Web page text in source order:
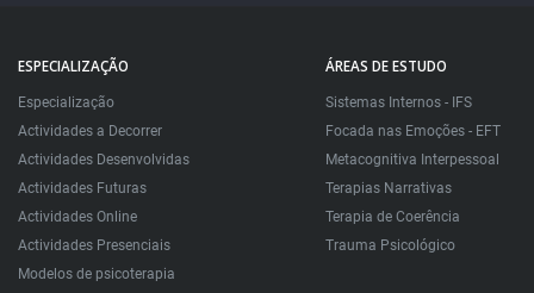
ESPECIALIZAÇÃO
Especialização
Actividades a Decorrer
Actividades Desenvolvidas
Actividades Futuras
Actividades Online
Actividades Presenciais
Modelos de psicoterapia
ÁREAS DE ESTUDO
Sistemas Internos - IFS
Focada nas Emoções - EFT
Metacognitiva Interpessoal
Terapias Narrativas
Terapia de Coerência
Trauma Psicológico